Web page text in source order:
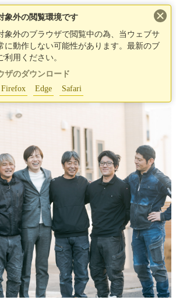
象外の閲覧環境です
象外のブラウザで閲覧中の為、当ウェブサ
に動作しない可能性があります。最新のブ
利用ください。
ザのダウンロード
Firefox Edge Safari